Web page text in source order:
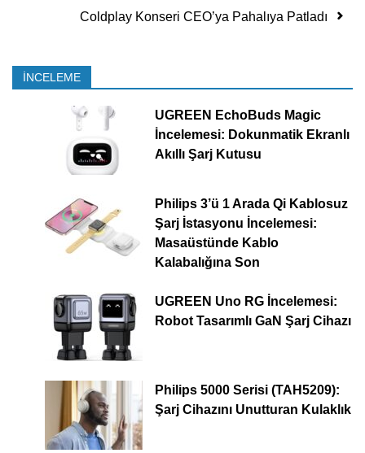
Coldplay Konseri CEO’ya Pahalıya Patladı
İNCELEME
UGREEN EchoBuds Magic
İncelemesi: Dokunmatik Ekranlı
Akıllı Şarj Kutusu
Philips 3’ü 1 Arada Qi Kablosuz
Şarj İstasyonu İncelemesi:
Masaüstünde Kablo
Kalabalığına Son
UGREEN Uno RG İncelemesi:
Robot Tasarımlı GaN Şarj Cihazı
Philips 5000 Serisi (TAH5209):
Şarj Cihazını Unutturan Kulaklık